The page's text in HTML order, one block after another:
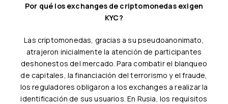
Por qué los exchanges de criptomonedas exigen
KYC?
Las criptomonedas, gracias a su pseudoanonimato,
atrajeron inicialmente la atención de participantes
deshonestos del mercado. Para combatir el blanqueo
de capitales, la financiación del terrorismo y el fraude,
los reguladores obligaron a los exchanges a realizar la
identificación de sus usuarios. En Rusia, los requisitos